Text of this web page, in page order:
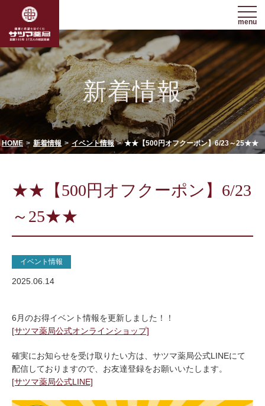
menu
新着情報
HOME 新着情報 イベント情報 ★★【500円オフクーポン】6/23～25★★
★★【500円オフクーポン】6/23
～25★★
イベント情報
2025.06.14
6月のお得イベント情報を更新しました！！
[サツマ薬局公式オンラインショップ]
確実にお知らせを受け取りたい方は、サツマ薬局公式LINEにて
配信しておりますので、お友達登録をお願いいたします。
[サツマ薬局公式LINE]